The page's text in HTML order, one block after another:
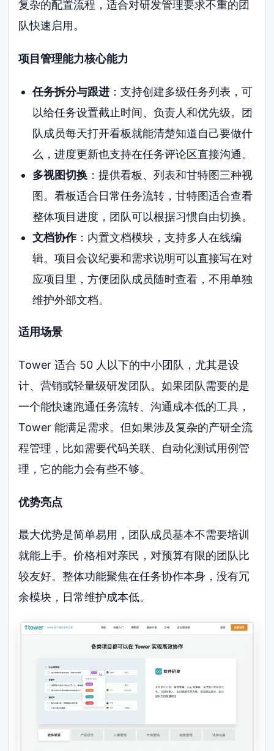
复杂的配置流程，适合对研发管理要求不重的团
队快速启用。
项目管理能力核心能力
任务拆分与跟进：支持创建多级任务列表，可
以给任务设置截止时间、负责人和优先级。团
队成员每天打开看板就能清楚知道自己要做什
么，进度更新也支持在任务评论区直接沟通。
多视图切换：提供看板、列表和甘特图三种视
图。看板适合日常任务流转，甘特图适合查看
整体项目进度，团队可以根据习惯自由切换。
文档协作：内置文档模块，支持多人在线编
辑。项目会议纪要和需求说明可以直接写在对
应项目里，方便团队成员随时查看，不用单独
维护外部文档。
适用场景
Tower 适合 50 人以下的中小团队，尤其是设
计、营销或轻量级研发团队。如果团队需要的是
一个能快速跑通任务流转、沟通成本低的工具，
Tower 能满足需求。但如果涉及复杂的产研全流
程管理，比如需要代码关联、自动化测试用例管
理，它的能力会有些不够。
优势亮点
最大优势是简单易用，团队成员基本不需要培训
就能上手。价格相对亲民，对预算有限的团队比
较友好。整体功能聚焦在任务协作本身，没有冗
余模块，日常维护成本低。